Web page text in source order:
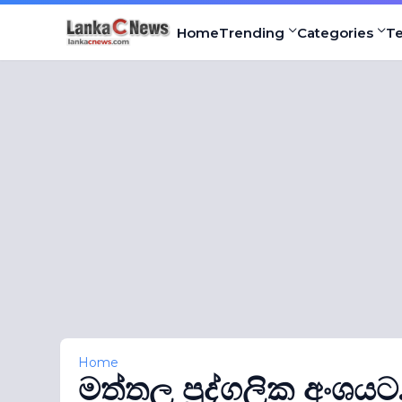
HomeTrending Categories
Home
මත්තල පුද්ගලික